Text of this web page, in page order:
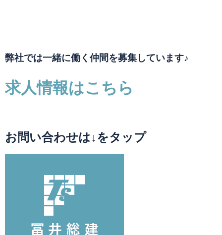
弊社では一緒に働く仲間を募集しています♪
求人情報はこちら
お問い合わせは↓をタップ